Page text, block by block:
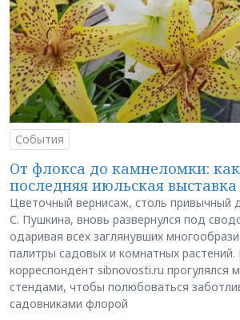
События
От флокса до камнеломки:
последняя июльская выставка
Цветочный вернисаж, столь привычный
С. Пушкина, вновь развернулся под
одаривая всех заглянувших
палитры садовых и комнатных
корреспондент sibnovosti.ru прогулялся
стендами, чтобы полюбоваться
садовниками флорой